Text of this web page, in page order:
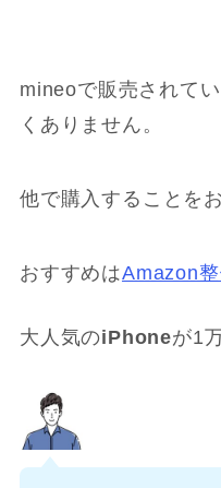
mineoで販売されて
くありません。
他で購入することを
おすすめはAmazon
大人気のiPhoneが1